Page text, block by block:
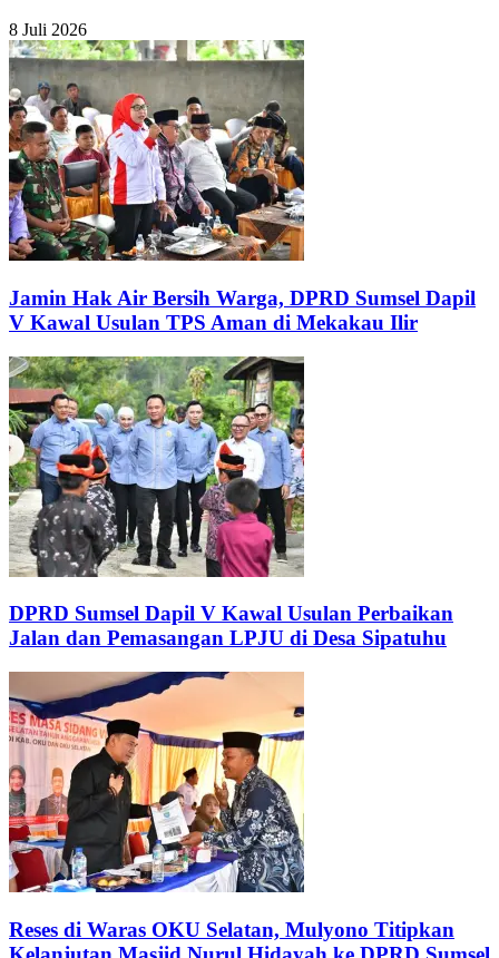
8 Juli 2026
Jamin Hak Air Bersih Warga, DPRD Sumsel Dapil
V Kawal Usulan TPS Aman di Mekakau Ilir
DPRD Sumsel Dapil V Kawal Usulan Perbaikan
Jalan dan Pemasangan LPJU di Desa Sipatuhu
Reses di Waras OKU Selatan, Mulyono Titipkan